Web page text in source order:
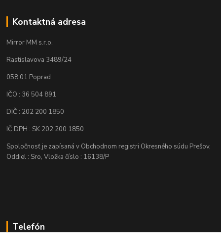
Kontaktná adresa
Mirror MM s.r.o.
Rastislavova 3489/24
058 01 Poprad
IČO : 36 504 891
DIČ : 202 200 1850
IČ DPH : SK 202 200 1850
Spoločnosť je zapísaná v Obchodnom registri Okresného súdu Prešov,
Oddiel : Sro, Vložka číslo : 16138/P
Telefón